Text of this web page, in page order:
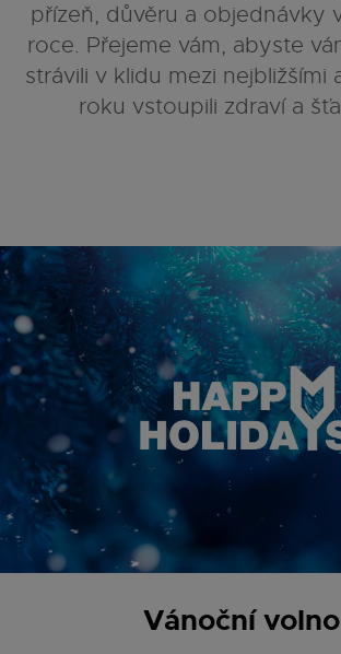
přízeň, důvěru a objednávky
roce. Přejeme vám, abyste
strávili v klidu mezi nejbližšími
roku vstoupili zdraví a
Vánoční volno